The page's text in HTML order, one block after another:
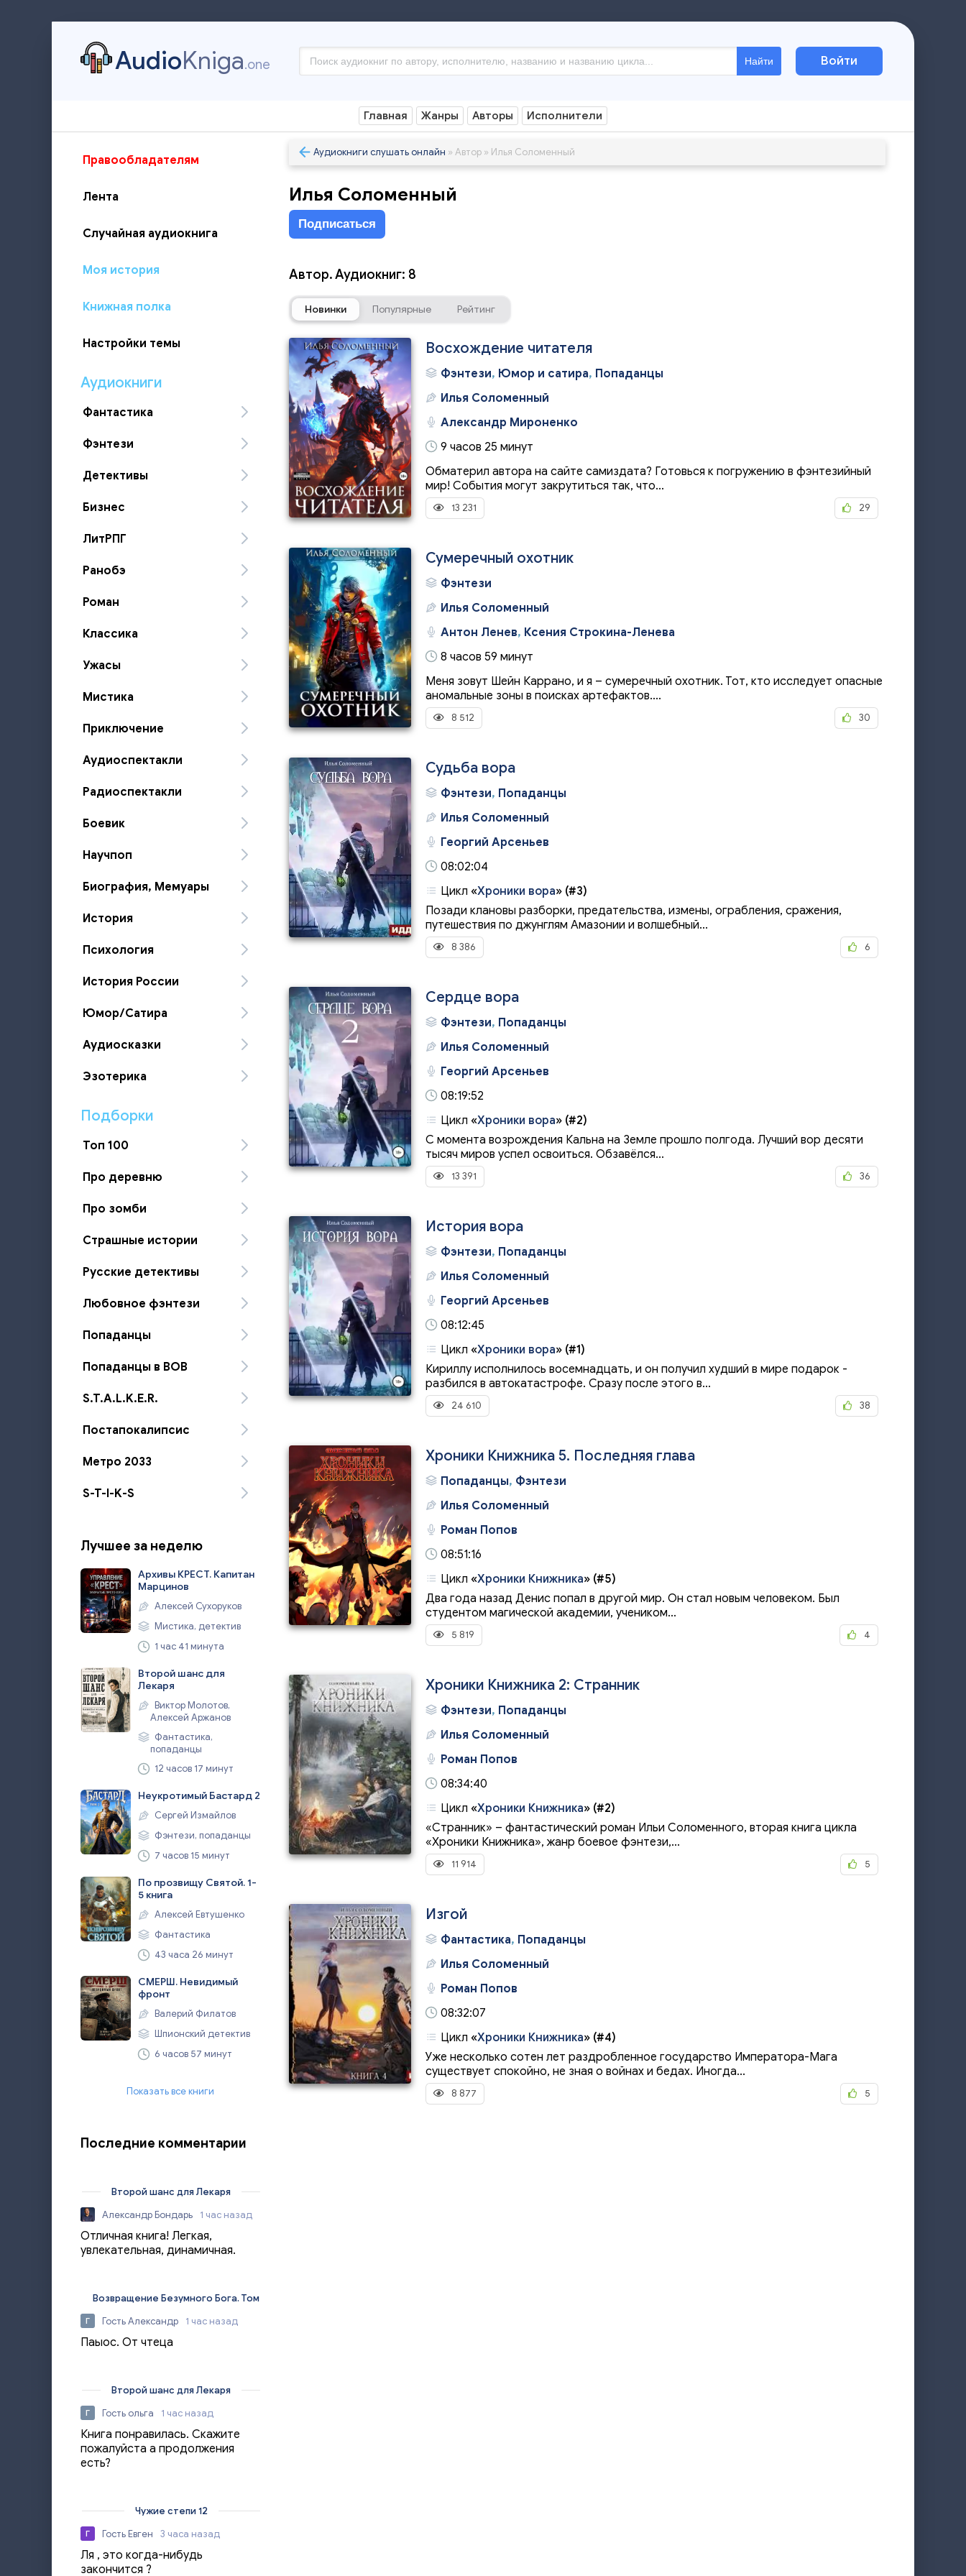
AudioKniga.one Найти Войти
Главная Жанры Авторы Исполнители
Правообладателям
Лента
Случайная аудиокнига
Моя история
Книжная полка
Настройки темы
Аудиокниги
Фантастика
Фэнтези
Детективы
Бизнес
ЛитРПГ
Ранобэ
Роман
Классика
Ужасы
Мистика
Приключение
Аудиоспектакли
Радиоспектакли
Боевик
Научпоп
Биография, Мемуары
История
Психология
История России
Юмор/Сатира
Аудиосказки
Эзотерика
Подборки
Топ 100
Про деревню
Про зомби
Страшные истории
Русские детективы
Любовное фэнтези
Попаданцы
Попаданцы в ВОВ
S.T.A.L.K.E.R.
Постапокалипсис
Метро 2033
S-T-I-K-S
Лучшее за неделю
Архивы КРЕСТ. Капитан
Марцинов
Алексей Сухоруков
Мистика, детектив
1 час 41 минута
Второй шанс для
Лекаря
Виктор Молотов,
Алексей Аржанов
Фантастика,
попаданцы
12 часов 17 минут
Неукротимый Бастард 2
Сергей Измайлов
Фэнтези, попаданцы
7 часов 15 минут
По прозвищу Святой. 1-
5 книга
Алексей Евтушенко
Фантастика
43 часа 26 минут
СМЕРШ. Невидимый
фронт
Валерий Филатов
Шпионский детектив
6 часов 57 минут
Показать все книги
Последние комментарии
Второй шанс для Лекаря
Александр Бондарь
1 час назад
Отличная книга! Легкая,
увлекательная, динамичная.
Возвращение Безумного Бога. Том 1
Г Гость Александр 1 час назад
Паыос. От чтеца
Второй шанс для Лекаря
Г Гость ольга 1 час назад
Книга понравилась. Скажите
пожалуйста а продолжения
есть?
Чужие степи 12
Г Гость Евген 3 часа назад
Ля , это когда-нибудь
закончится ?
Аудиокниги слушать онлайн » Автор » Илья Соломенный
Илья Соломенный
Подписаться
Автор. Аудиокниг: 8
Новинки Популярные Рейтинг
Восхождение читателя
Фэнтези, Юмор и сатира, Попаданцы
Илья Соломенный
Александр Мироненко
9 часов 25 минут
Обматерил автора на сайте самиздата? Готовься к погружению в фэнтезийный
мир! События могут закрутиться так, что...
13 231 29
Сумеречный охотник
Фэнтези
Илья Соломенный
Антон Ленев, Ксения Строкина-Ленева
8 часов 59 минут
Меня зовут Шейн Каррано, и я – сумеречный охотник. Тот, кто исследует опасные
аномальные зоны в поисках артефактов....
8 512 30
Судьба вора
Фэнтези, Попаданцы
Илья Соломенный
Георгий Арсеньев
08:02:04
Цикл «Хроники вора» (#3)
Позади клановы разборки, предательства, измены, ограбления, сражения,
путешествия по джунглям Амазонии и волшебный...
8 386 6
Сердце вора
Фэнтези, Попаданцы
Илья Соломенный
Георгий Арсеньев
08:19:52
Цикл «Хроники вора» (#2)
С момента возрождения Кальна на Земле прошло полгода. Лучший вор десяти
тысяч миров успел освоиться. Обзавёлся...
13 391 36
История вора
Фэнтези, Попаданцы
Илья Соломенный
Георгий Арсеньев
08:12:45
Цикл «Хроники вора» (#1)
Кириллу исполнилось восемнадцать, и он получил худший в мире подарок -
разбился в автокатастрофе. Сразу после этого в...
24 610 38
Хроники Книжника 5. Последняя глава
Попаданцы, Фэнтези
Илья Соломенный
Роман Попов
08:51:16
Цикл «Хроники Книжника» (#5)
Два года назад Денис попал в другой мир. Он стал новым человеком. Был
студентом магической академии, учеником...
5 819 4
Хроники Книжника 2: Странник
Фэнтези, Попаданцы
Илья Соломенный
Роман Попов
08:34:40
Цикл «Хроники Книжника» (#2)
«Странник» – фантастический роман Ильи Соломенного, вторая книга цикла
«Хроники Книжника», жанр боевое фэнтези,...
11 914 5
Изгой
Фантастика, Попаданцы
Илья Соломенный
Роман Попов
08:32:07
Цикл «Хроники Книжника» (#4)
Уже несколько сотен лет раздробленное государство Императора-Мага
существует спокойно, не зная о войнах и бедах. Иногда...
8 877 5